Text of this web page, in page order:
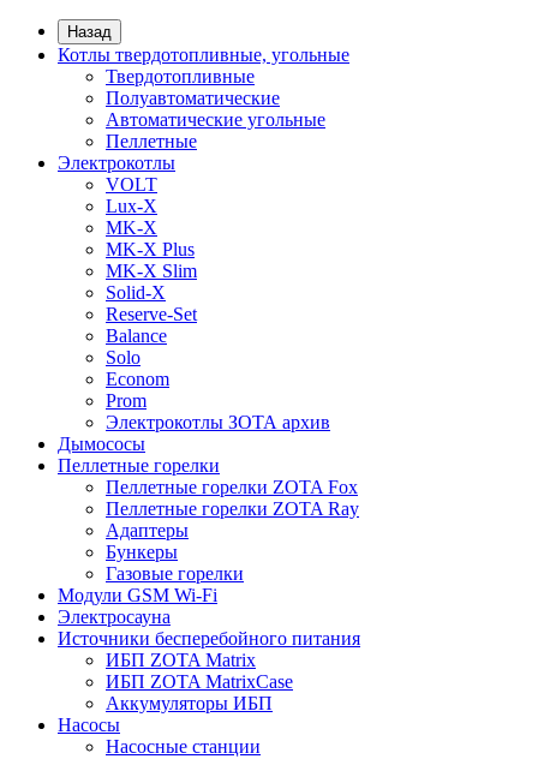
Назад
Котлы твердотопливные, угольные
Твердотопливные
Полуавтоматические
Автоматические угольные
Пеллетные
Электрокотлы
VOLT
Lux-X
MK-X
MK-X Plus
MK-X Slim
Solid-X
Reserve-Set
Balance
Solo
Econom
Prom
Электрокотлы ЗОТА архив
Дымососы
Пеллетные горелки
Пеллетные горелки ZOTA Fox
Пеллетные горелки ZOTA Ray
Адаптеры
Бункеры
Газовые горелки
Модули GSM Wi-Fi
Электросауна
Источники бесперебойного питания
ИБП ZOTA Matrix
ИБП ZOTA MatrixCase
Аккумуляторы ИБП
Насосы
Насосные станции